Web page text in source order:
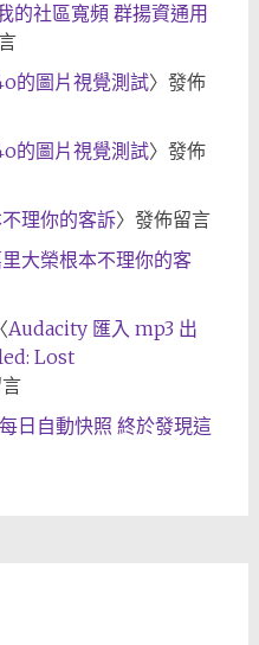
的社區寬頻 群揚資通用
的圖片視覺測試〉發佈
的圖片視覺測試〉發佈
理你的客訴〉發佈留言
大榮根本不理你的客
Audacity 匯入 mp3 出
Lost
日自動快照 終於發現這